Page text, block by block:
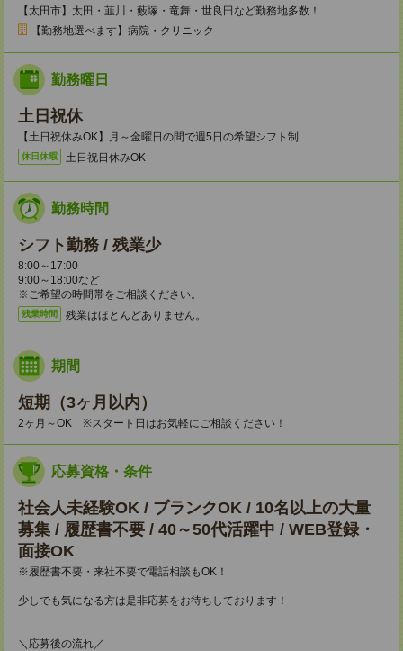
【太田市】太田・韮川・藪塚・竜舞・世良田など勤務地多数！
【勤務地選べます】病院・クリニック
勤務曜日
土日祝休
【土日祝休みOK】月～金曜日の間で週5日の希望シフト制
休日休暇 土日祝日休みOK
勤務時間
シフト勤務 / 残業少
8:00～17:00
9:00～18:00など
※ご希望の時間帯をご相談ください。
残業時間 残業はほとんどありません。
期間
短期（3ヶ月以内）
2ヶ月～OK ※スタート日はお気軽にご相談ください！
応募資格・条件
社会人未経験OK / ブランクOK / 10名以上の大量
募集 / 履歴書不要 / 40～50代活躍中 / WEB登録・
面接OK
※履歴書不要・来社不要で電話相談もOK！
少しでも気になる方は是非応募をお待ちしております！
＼応募後の流れ／